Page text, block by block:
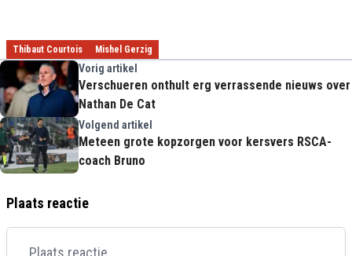
Thibaut Courtois Mishel Gerzig
Vorig artikel
Verschueren onthult erg verrassende nieuws over
Nathan De Cat
Volgend artikel
Meteen grote kopzorgen voor kersvers RSCA-
coach Bruno
Plaats reactie